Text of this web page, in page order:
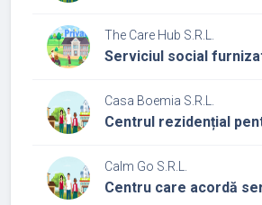
The Care Hub S.R.L.
Serviciul social
Casa Boemia S.R.L.
Centrul rezidențial
Calm Go S.R.L.
Centru care acordă